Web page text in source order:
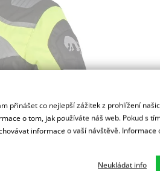
přinášet co nejlepší zážitek z prohlížení
o tom, jak používáte náš web. Pokud s
informace o vaší návštěvě.
Neukládat info